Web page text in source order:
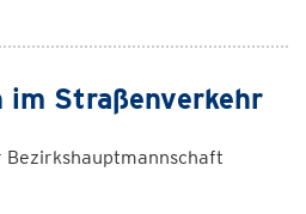
im Straßenverkehr